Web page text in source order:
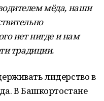
мёда, наши
нет нигде и нам
традиции.
лидерство в
В Башкортостане